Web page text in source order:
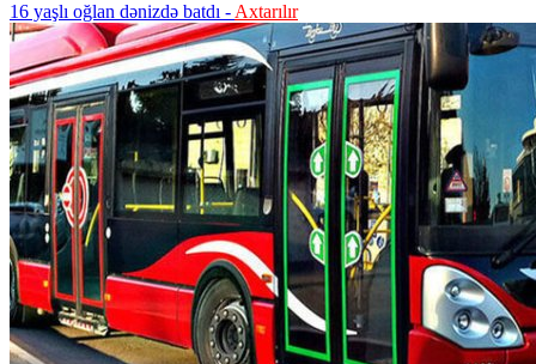
16 yaşlı oğlan dənizdə batdı - Axtarılır